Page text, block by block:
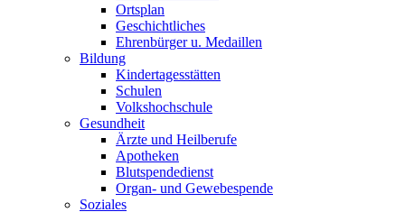
Ortsplan
Geschichtliches
Ehrenbürger u. Medaillen
Bildung
Kindertagesstätten
Schulen
Volkshochschule
Gesundheit
Ärzte und Heilberufe
Apotheken
Blutspendedienst
Organ- und Gewebespende
Soziales